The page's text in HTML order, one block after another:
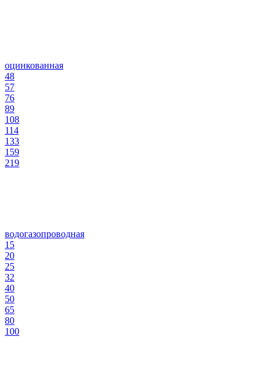
оцинкованная
48
57
76
89
108
114
133
159
219
водогазопроводная
15
20
25
32
40
50
65
80
100